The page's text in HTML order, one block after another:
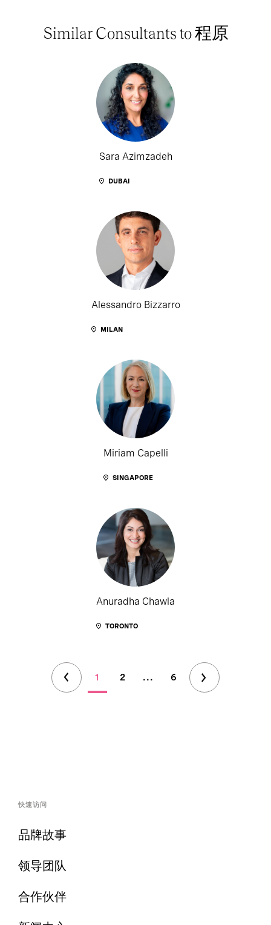
Similar Consultants to 程原
Sara Azimzadeh
DUBAI
Alessandro Bizzarro
MILAN
Miriam Capelli
SINGAPORE
Anuradha Chawla
TORONTO
1 2 ... 6
快速访问
品牌故事
领导团队
合作伙伴